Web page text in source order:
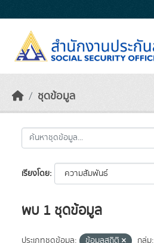
ชุดข้อมูล
เรียงโดย
พบ 1 ชุดข้อมูล
ประเภทชุดข้อมูล: ข้อมูลสถิติ
กลุ่ม: